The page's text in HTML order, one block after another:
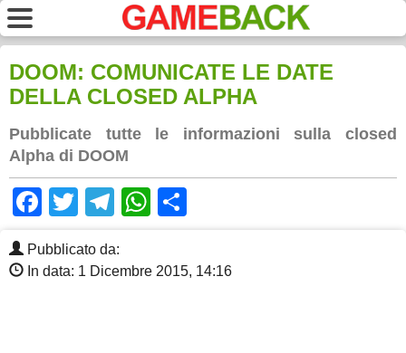
DOOM: COMUNICATE LE DATE
DELLA CLOSED ALPHA
Pubblicate tutte le informazioni sulla closed
Alpha di DOOM
Facebook
TwitterTelegram
WhatsApp
Pubblicato da:
In data: 1 Dicembre 2015, 14:16